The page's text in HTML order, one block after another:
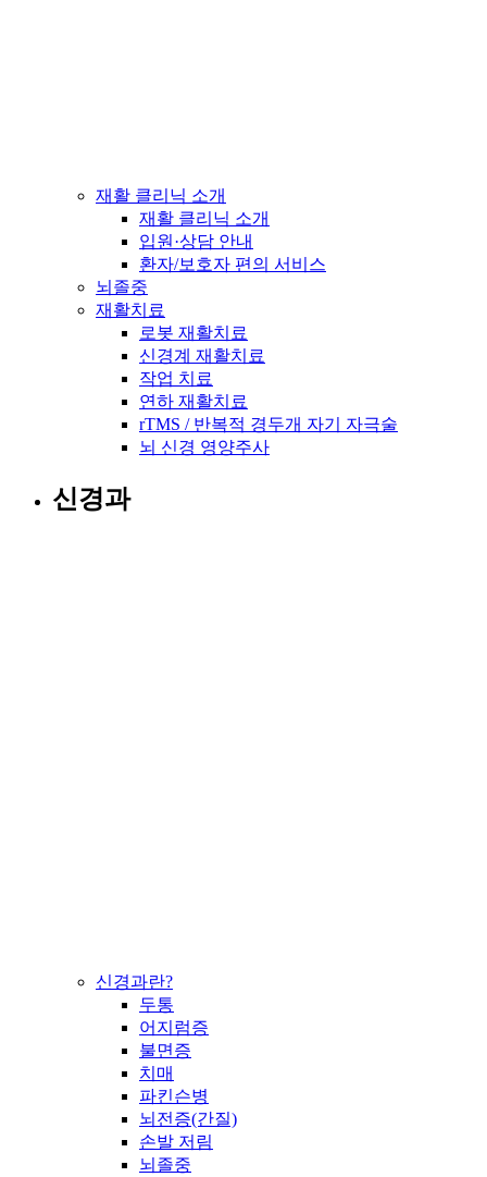
재활 클리닉 소개
재활 클리닉 소개
입원·상담 안내
환자/보호자 편의 서비스
뇌졸중
재활치료
로봇 재활치료
신경계 재활치료
작업 치료
연하 재활치료
rTMS / 반복적 경두개 자기 자극술
뇌 신경 영양주사
신경과
신경과란?
두통
어지럼증
불면증
치매
파킨슨병
뇌전증(간질)
손발 저림
뇌졸중